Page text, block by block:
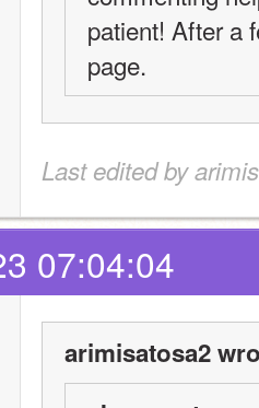
patient! After a
page.
Last edited by
07:04:04
arimisatosa2